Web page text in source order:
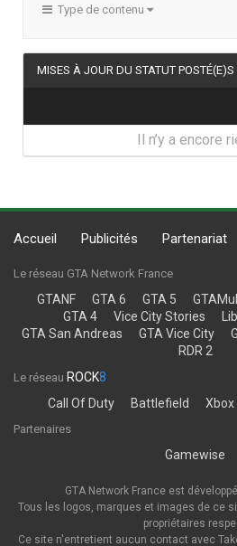
Type de contenu
MISES À JOUR DU STATUT POSTÉ(E)S
Il n’y a encore
Accueil Publicités Partenariat
Le réseau GTA Network France
GTANF GTA 6 GTA 5
GTA 4
Vice City Stories
GTA San Andreas
GTA Vice City
RDR 2
Le réseau ROCK8
Call Of Duty
Battlefield Xbox
Partenaires
Gamewise
GTA Network France est
Tous les logos, marques et images de ce
propriétaires
Ce site n'entretient aucun contact avec